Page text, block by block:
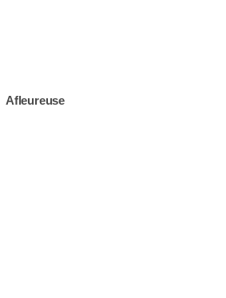
Afleureuse